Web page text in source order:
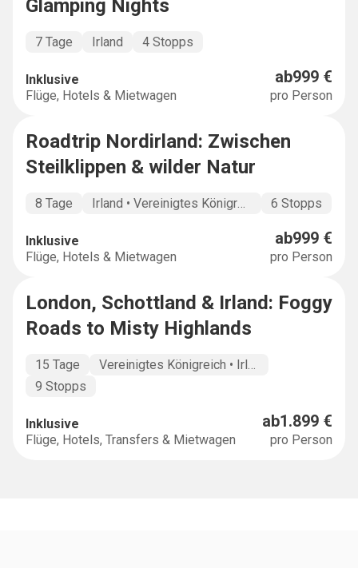
Glamping Nights
7 Tage Irland 4 Stopps
Inklusive
Flüge, Hotels & Mietwagen
ab999 €
pro Person
BUCKETLIST
Roadtrip Nordirland: Zwischen
Steilklippen & wilder Natur
8 Tage Irland • Vereinigtes Königreich 6 Stopps
Inklusive
Flüge, Hotels & Mietwagen
ab999 €
pro Person
MULTICOUNTRY
London, Schottland & Irland: Foggy
Roads to Misty Highlands
15 Tage
Vereinigtes Königreich • Irland
9 Stopps
Inklusive
Flüge, Hotels, Transfers & Mietwagen
ab1.899 €
pro Person